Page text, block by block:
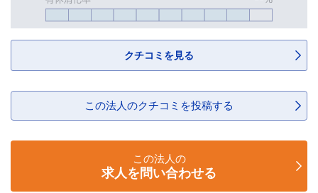
クチコミを見る
この法人のクチコミを投稿する
この法人の
求人を問い合わせる